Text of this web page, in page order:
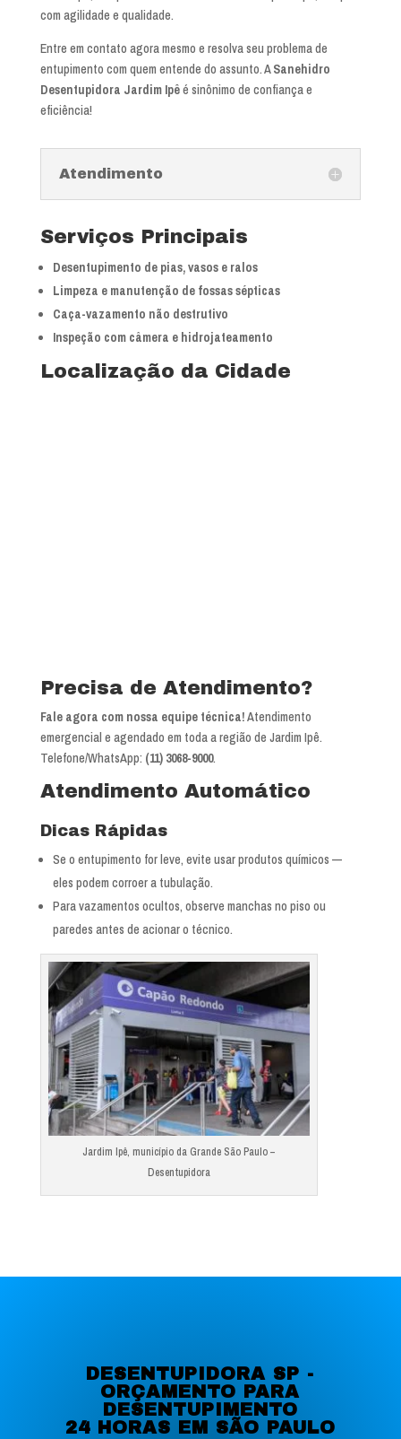
com agilidade e qualidade.
Entre em contato agora mesmo e resolva seu problema de
entupimento com quem entende do assunto. ASanehidro
Desentupidora Jardim Ipêé sinônimo de confiança e
eficiência!
Atendimento
Serviços Principais
Desentupimento de pias, vasos e ralos
Limpeza e manutenção de fossas sépticas
Caça-vazamento não destrutivo
Inspeção com câmera e hidrojateamento
Localização da Cidade
Precisa de Atendimento?
Fale agora com nossa equipe técnica!Atendimento
emergencial e agendado em toda a região de Jardim Ipê.
Telefone/WhatsApp: (11) 3068-9000.
Atendimento Automático
Dicas Rápidas
Se o entupimento for leve, evite usar produtos químicos —
eles podem corroer a tubulação.
Para vazamentos ocultos, observe manchas no piso ou
paredes antes de acionar o técnico.
Jardim Ipê, município da Grande São Paulo –
Desentupidora
DESENTUPIDORA SP -
ORÇAMENTO PARA
DESENTUPIMENTO
24 HORAS EM SÃO PAULO